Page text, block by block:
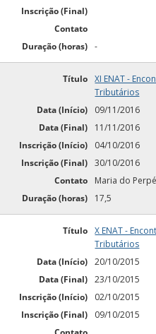
Inscrição (Final)
Contato
Duração (horas)
-
Título
XI ENAT -
Tributários
Data (Início)
09/11/2016
Data (Final)
11/11/2016
Inscrição (Início)
04/10/2016
Inscrição (Final)
30/10/2016
Contato
Maria do
Duração (horas)
17,5
Título
X ENAT -
Tributários
Data (Início)
20/10/2015
Data (Final)
23/10/2015
Inscrição (Início)
02/10/2015
Inscrição (Final)
09/10/2015